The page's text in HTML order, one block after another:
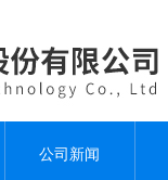
公司新闻